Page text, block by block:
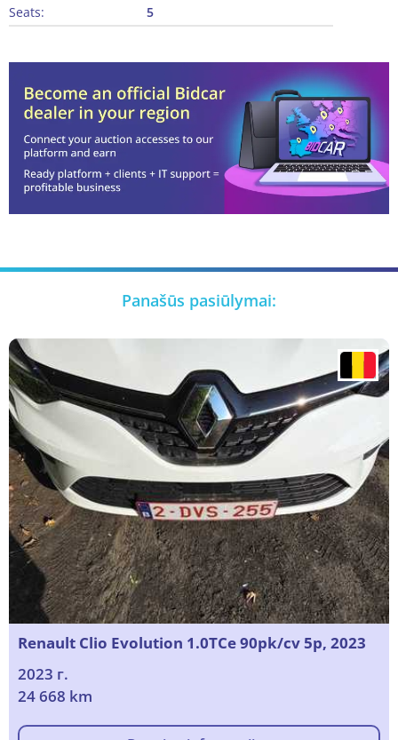
Seats:
5
Panašūs pasiūlymai:
Renault Clio Evolution 1.0TCe 90pk/cv 5p, 2023
2023 г.
24 668 km